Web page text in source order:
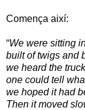
Comença així:
“We were sitting
built of twigs and
we heard the
one could tell
we hoped it had
Then it moved